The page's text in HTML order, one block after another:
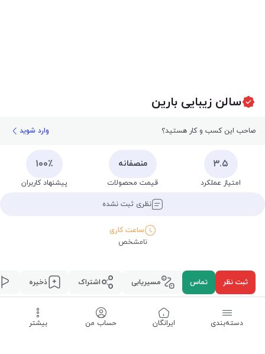
سالن زیبایی بارین
صاحب این کسب و کار هستید؟ وارد شوید
۳.۵
امتیاز عملکرد
منصفانه
قیمت محصولات
۱۰۰٪
پیشنهاد کاربران
نظری ثبت نشده
ساعت کاری
نامشخص
ثبت نظر تماس مسیریابی اشتراک ذخیره
ارتباط نظرات پیوند‌ها دسته‌بندی ‌ایرانگان حساب من بیشتر